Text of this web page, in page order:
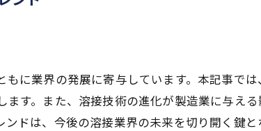
に業界の発展に寄与しています。本記事で
す。また、溶接技術の進化が製造業に与え
ドは、今後の溶接業界の未来を切り開く鍵と